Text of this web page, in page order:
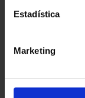
Estadística
Marketing
Marcando la
Marcando la
organizados por